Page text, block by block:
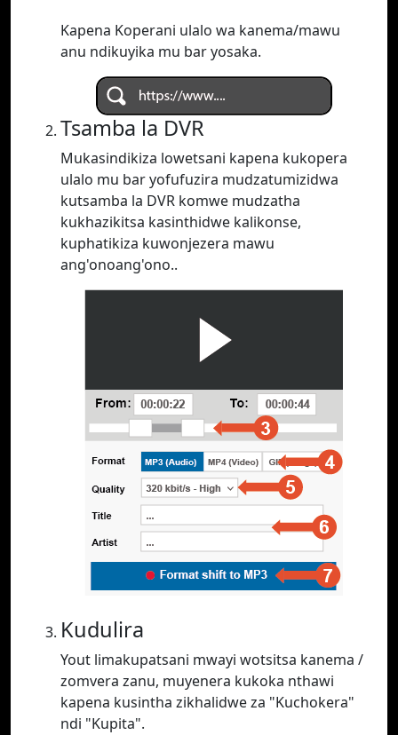
Kapena Koperani ulalo wa kanema/mawu
anu ndikuyika mu bar yosaka.
Tsamba la DVR
Mukasindikiza lowetsani kapena kukopera
ulalo mu bar yofufuzira mudzatumizidwa
kutsamba la DVR komwe mudzatha
kukhazikitsa kasinthidwe kalikonse,
kuphatikiza kuwonjezera mawu
ang'onoang'ono..
Kudulira
Yout limakupatsani mwayi wotsitsa kanema /
zomvera zanu, muyenera kukoka nthawi
kapena kusintha zikhalidwe za "Kuchokera"
ndi "Kupita".